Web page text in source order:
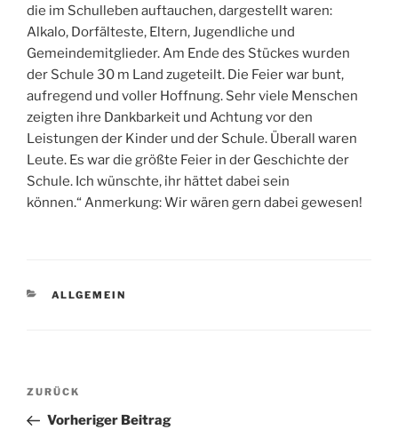
die im Schulleben auftauchen, dargestellt waren:
Alkalo, Dorfälteste, Eltern, Jugendliche und
Gemeindemitglieder. Am Ende des Stückes wurden
der Schule 30 m Land zugeteilt. Die Feier war bunt,
aufregend und voller Hoffnung. Sehr viele Menschen
zeigten ihre Dankbarkeit und Achtung vor den
Leistungen der Kinder und der Schule. Überall waren
Leute. Es war die größte Feier in der Geschichte der
Schule. Ich wünschte, ihr hättet dabei sein
können.“ Anmerkung: Wir wären gern dabei gewesen!
KATEGORIEN
ALLGEMEIN
Beitragsnavigation
Vorheriger
Beitrag
ZURÜCK
Vorheriger Beitrag